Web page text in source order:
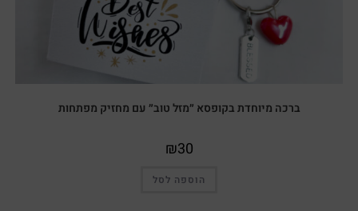
ברכה מיוחדת בקופסא ״מזל טוב״ עם מחזיק מפתחות
₪30
הוספה לסל